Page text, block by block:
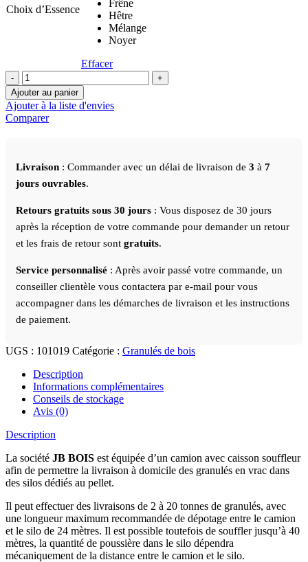
Choix d’Essence
Frêne
Hêtre
Mélange
Noyer
Effacer
quantité
de
Granulés
de
bois
soufflé
résineux
Ajouter au panier
Ajouter à la liste d'envies
Comparer
Livraison : Commander avec un délai de livraison de 3 à 7
jours ouvrables.
Retours gratuits sous 30 jours : Vous disposez de 30 jours
après la réception de votre commande pour demander un retour
et les frais de retour sont gratuits.
Service personnalisé : Après avoir passé votre commande, un
conseiller clientèle vous contactera par e-mail pour vous
accompagner dans les démarches de livraison et les instructions
de paiement.
UGS : 101019 Catégorie : Granulés de bois
Description
Informations complémentaires
Conseils de stockage
Avis (0)
Description
La société JB BOIS est équipée d’un camion avec caisson souffleur
afin de permettre la livraison à domicile des granulés en vrac dans
des silos dédiés au pellet.
Il peut effectuer des livraisons de 2 à 20 tonnes de granulés, avec
une longueur maximum recommandée de dépotage entre le camion
et le silo de 24 mètres. Il est possible toutefois de souffler jusqu’à 40
mètres, la quantité de poussière dans le silo dépendra
mécaniquement de la distance entre le camion et le silo.